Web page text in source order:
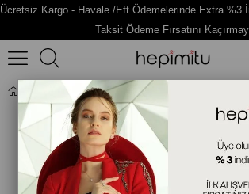
Ücretsiz Kargo - Havale /Eft Ödemelerinde Extra %3
Taksit Ödeme Fırsatını
Kartal Figürlü Gümüş Kolye